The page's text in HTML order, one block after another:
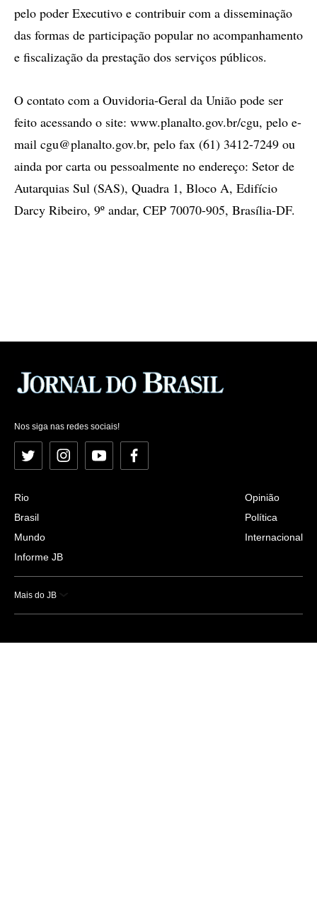
pelo poder Executivo e contribuir com a disseminação
das formas de participação popular no acompanhamento
e fiscalização da prestação dos serviços públicos.
O contato com a Ouvidoria-Geral da União pode ser
feito acessando o site: www.planalto.gov.br/cgu, pelo e-
mail cgu@planalto.gov.br, pelo fax (61) 3412-7249 ou
ainda por carta ou pessoalmente no endereço: Setor de
Autarquias Sul (SAS), Quadra 1, Bloco A, Edifício
Darcy Ribeiro, 9º andar, CEP 70070-905, Brasília-DF.
Nos siga nas redes sociais!
Twitter InstagramYouTubeFacebook
Rio
Brasil
Mundo
Informe JB
Opinião
Política
Internacional
Mais do JB
Esportes